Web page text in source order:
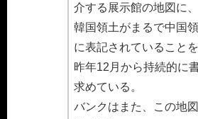
介する展示館の地図に、
韓国領土がまるで中国
に表記されていることを
昨年12月から持続的に
求めている。
バンクはまた、この地